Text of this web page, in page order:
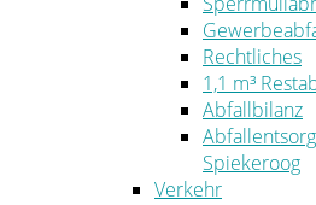
Rechtliches
1,1 m³
Abfallbilanz
Spiekeroog
Verkehr